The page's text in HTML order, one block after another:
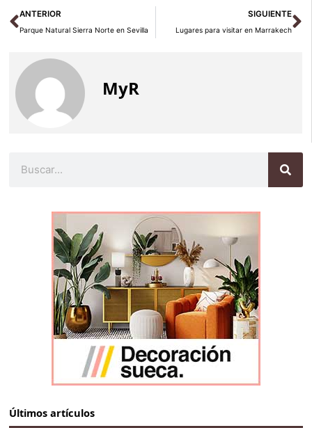
Ant
ANTERIOR
Parque Natural Sierra Norte en Sevilla
SIGUIENTE
Lugares para visitar en Marrakech
MyR
Últimos artículos